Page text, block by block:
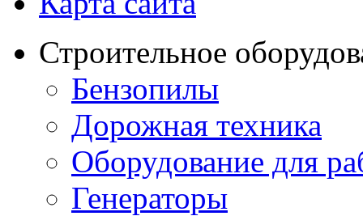
Строительное
Бензопилы
Дорожная техника
Оборудование для
Генераторы